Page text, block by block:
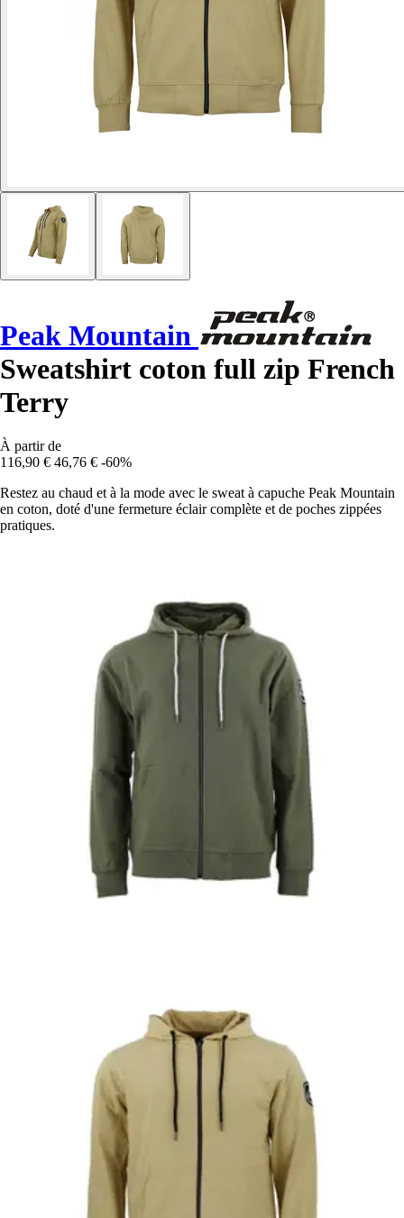
Peak Mountain
Sweatshirt coton full zip French
Terry
À partir de
116,90 € 46,76 € -60%
Restez au chaud et à la mode avec le sweat à capuche Peak Mountain
en coton, doté d'une fermeture éclair complète et de poches zippées
pratiques.